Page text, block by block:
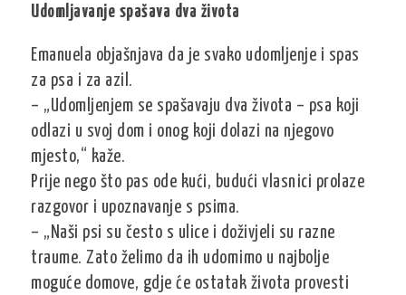
Udomljavanje spašava dva života
Emanuela objašnjava da je svako udomljenje i spas
za psa i za azil.
– „Udomljenjem se spašavaju dva života – psa koji
odlazi u svoj dom i onog koji dolazi na njegovo
mjesto,“ kaže.
Prije nego što pas ode kući, budući vlasnici prolaze
razgovor i upoznavanje s psima.
– „Naši psi su često s ulice i doživjeli su razne
traume. Zato želimo da ih udomimo u najbolje
moguće domove, gdje će ostatak života provesti